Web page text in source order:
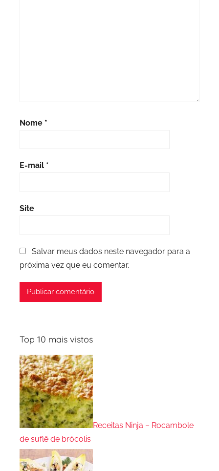
Nome *
E-mail *
Site
Salvar meus dados neste navegador para a
próxima vez que eu comentar.
Top 10 mais vistos
Receitas Ninja – Rocambole
de suflê de brócolis